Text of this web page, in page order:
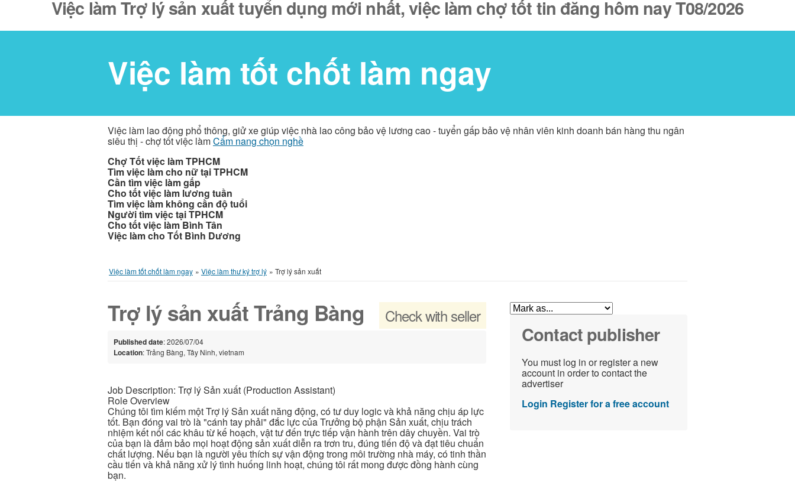
Việc làm Trợ lý sản xuất tuyển dụng mới nhất, việc làm chợ tốt tin đăng hôm nay T08/2026
Việc làm tốt chốt làm ngay
Việc làm lao động phổ thông, giử xe giúp việc nhà lao công bảo vệ lương cao - tuyển gấp bảo vệ nhân viên kinh doanh bán hàng thu ngân
siêu thị - chợ tốt việc làmCẩm nang chọn nghề
Chợ Tốt việc làm TPHCM
Tìm việc làm cho nữ tại TPHCM
Cần tìm việc làm gấp
Cho tốt việc làm lương tuần
Tìm việc làm không cần độ tuổi
Người tìm việc tại TPHCM
Cho tốt việc làm Bình Tân
Việc làm cho Tốt Bình Dương
Việc làm tốt chốt làm ngay » Việc làm thư ký trợ lý » Trợ lý sản xuất
Check with seller
Trợ lý sản xuất Trảng Bàng
Published date: 2026/07/04
Location: Trảng Bàng, Tây Ninh, vietnam
Job Description: Trợ lý Sản xuất (Production Assistant)
Role Overview
Chúng tôi tìm kiếm một Trợ lý Sản xuất năng động, có tư duy logic và khả năng chịu áp lực
tốt. Bạn đóng vai trò là "cánh tay phải" đắc lực của Trưởng bộ phận Sản xuất, chịu trách
nhiệm kết nối các khâu từ kế hoạch, vật tư đến trực tiếp vận hành trên dây chuyền. Vai trò
của bạn là đảm bảo mọi hoạt động sản xuất diễn ra trơn tru, đúng tiến độ và đạt tiêu chuẩn
chất lượng. Nếu bạn là người yêu thích sự vận động trong môi trường nhà máy, có tinh thần
cầu tiến và khả năng xử lý tình huống linh hoạt, chúng tôi rất mong được đồng hành cùng
bạn.
Contact publisher
You must log in or register a new
account in order to contact the
advertiser
Login Register for a free account